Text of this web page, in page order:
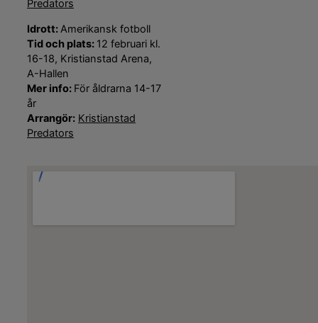
Predators
Idrott:Amerikansk fotboll
Tid och plats: 12 februari kl.
16-18, Kristianstad Arena,
A-Hallen
Mer info: För åldrarna 14-17
år
Arrangör: Kristianstad
Predators